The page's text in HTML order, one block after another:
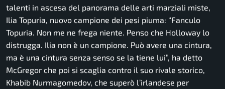
talenti in ascesa del panorama delle arti marziali miste,
Ilia Topuria, nuovo campione dei pesi piuma: “Fanculo
Topuria. Non me ne frega niente. Penso che Holloway lo
distrugga. Ilia non è un campione. Può avere una cintura,
ma è una cintura senza senso se la tiene lui”, ha detto
McGregor che poi si scaglia contro il suo rivale storico,
Khabib Nurmagomedov, che superò l’irlandese per